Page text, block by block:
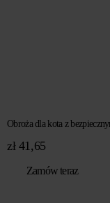
Obroża dla kota z
zł41,65
Zamów teraz